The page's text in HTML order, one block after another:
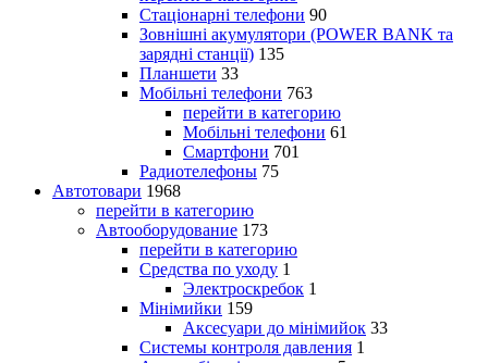
Стаціонарні телефони 90
Зовнішні акумулятори (POWER BANK та
зарядні станції) 135
Планшети 33
Мобільні телефони 763
перейти в категорию
Мобільні телефони 61
Смартфони 701
Радиотелефоны 75
Автотовари 1968
перейти в категорию
Автооборудование 173
перейти в категорию
Средства по уходу 1
Электроскребок 1
Мінімийки 159
Аксесуари до мінімийок 33
Системы контроля давления 1